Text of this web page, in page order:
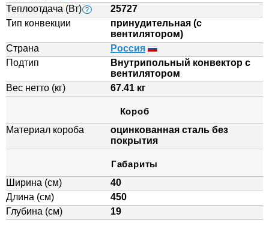
Теплоотдача (Вт) ?
25727
Тип конвекции
принудительная (с
вентилятором)
Страна
Россия
Подтип
Внутрипольный конвектор с
вентилятором
Вес нетто (кг)
67.41 кг
Короб
Материал короба
оцинкованная сталь без
покрытия
Габариты
Ширина (см)
40
Длина (см)
450
Глубина (см)
19